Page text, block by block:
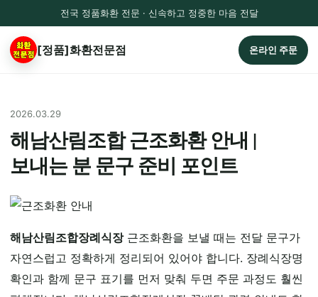
전국 정품화환 전문 · 신속하고 정중한 마음 전달
[정품]화환전문점 온라인 주문
2026.03.29
해남산림조합 근조화환 안내 |
보내는 분 문구 준비 포인트
해남산림조합장례식장근조화환을 보낼 때는 전달 문구가
자연스럽고 정확하게 정리되어 있어야 합니다. 장례식장명
확인과 함께 문구 표기를 먼저 맞춰 두면 주문 과정도 훨씬